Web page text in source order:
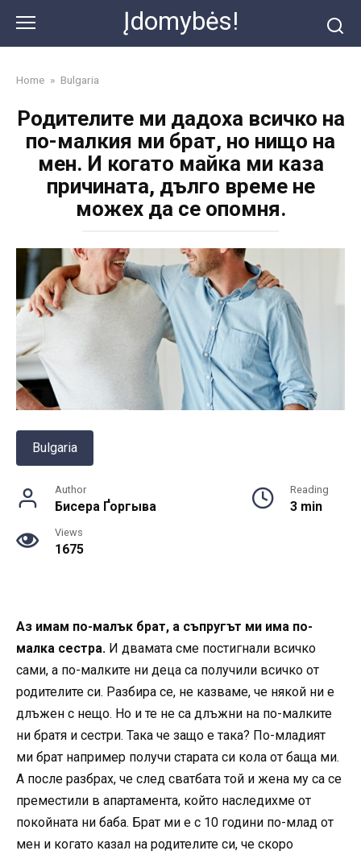
content
Įdomybės!
Home » Bulgaria
Родителите ми дадоха всичко на
по-малкия ми брат, но нищо на
мен. И когато майка ми каза
причината, дълго време не
можех да се опомня.
Bulgaria
Author
Бисера Ґоргыва
Reading
3 min
Views
1675
Аз имам по-малък брат, а съпругът ми има по-
малка сестра. И двамата сме постигнали всичко
сами, а по-малките ни деца са получили всичко от
родителите си. Разбира се, не казваме, че някой ни е
длъжен с нещо. Но и те не са длъжни на по-малките
ни братя и сестри. Така че защо е така? По-младият
ми брат например получи старата си кола от баща ми.
А после разбрах, че след сватбата той и жена му са се
преместили в апартамента, който наследихме от
покойната ни баба. Брат ми е с 10 години по-млад от
мен и когато казал на родителите си, че скоро